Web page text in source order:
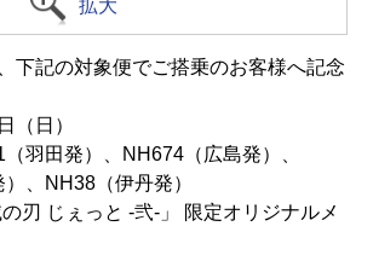
拡大
下記の対象便でご搭乗のお客様へ記念
（日）
（羽田発）、NH674（広島発）、
、NH38（伊丹発）
刃 じぇっと -弐-」 限定オリジナルメ